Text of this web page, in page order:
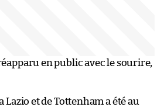
en public avec le sourire,
Lazio et de Tottenham a été au